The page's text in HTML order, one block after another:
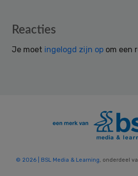
Reader
Reacties
Je moet ingelogd zijn op om een
© 2026 | BSL Media & Learning, onderdeel